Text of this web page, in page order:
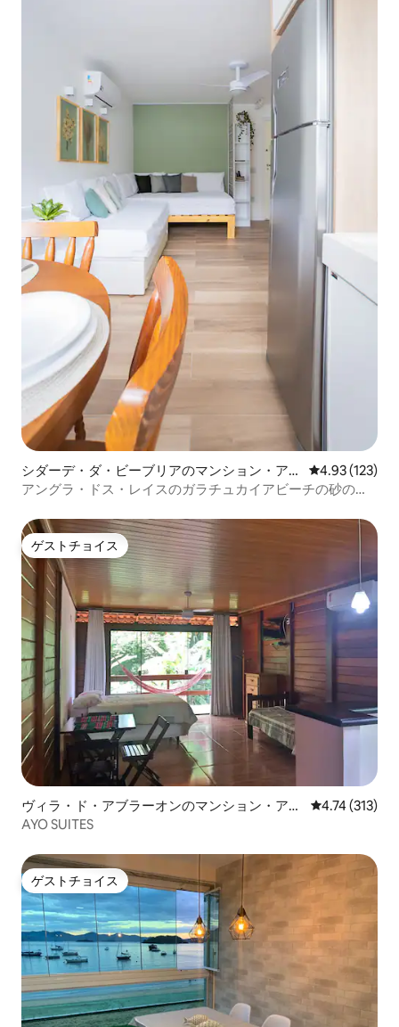
シダーデ・ダ・ビーブリアのマンション・アパ
ート
レビュー123
4.93 (123)
アングラ・ドス・レイスのガラチュカイアビーチの砂の上
ゲストチョイス
ゲストチョイス
ヴィラ・ド・アブラーオンのマンション・アパ
ート
レビュー313
4.74 (313)
AYO SUITES
ゲストチョイス
ゲストチョイス